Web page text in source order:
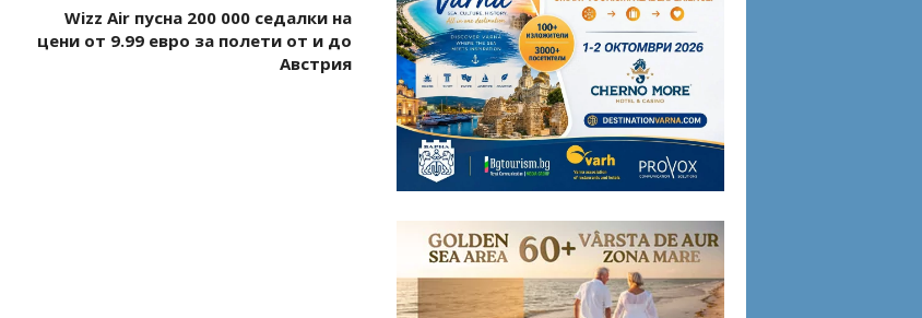
Wizz Air пусна 200 000 седалки на
цени от 9.99 евро за полети от и до
Австрия